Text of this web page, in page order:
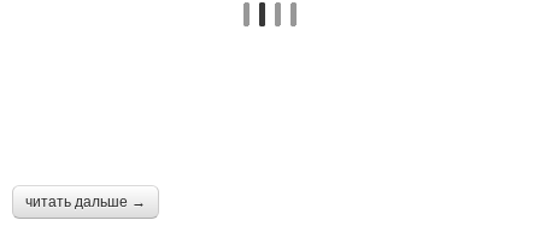
читать дальше →